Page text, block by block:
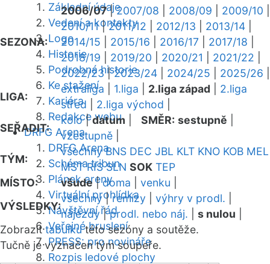
Základní údaje
Vedení a kontakty
Logo
Historie
Podrobná historie
Ke stažení
Kariéra
Redakce webu
DRFG Arena
DRFG Arena
Schéma tribun
Plánek areny
Virtuální prohlídka
Návštěvní řád
Veřejné bruslení
PRESS: pro novináře
Rozpis ledové plochy
SEZONA:
2006/07|2007/08 2008/09 2009/10
2010/11|2011/12 2012/13 2013/14
2014/15
2015/16 2016/17 2017/18
2018/19
2019/20 2020/21 2021/22
2022/23|2023/24 2024/25 2025/26
LIGA:
extraliga 1.liga 2.liga západ
2.liga
střed
2.liga východ
SEŘADIT:
kolo|datum SMĚR: sestupně
vzestupně
TÝM:
všechny BNS DEC JBL KLT KNO KOB MEL
MST RIS SLN SOK TEP
MÍSTO:
všude|doma venku
VÝSLEDKY:
všechny|remízy výhry v prodl.
nájezdy|prodl. nebo náj. s nulou
Zobrazittabulkutéto sezóny a soutěže.
Tučně je vyznačen tým soupeře.